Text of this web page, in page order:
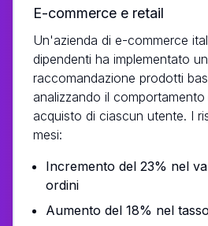
E-commerce e retail
Un'azienda di e-commerce
dipendenti ha implementato
raccomandazione prodotti
analizzando il
acquisto di ciascun utente. I
mesi:
Incremento del 23% nel
ordini
Aumento del 18% nel